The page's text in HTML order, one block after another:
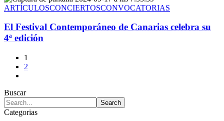
ARTÍCULOSCONCIERTOSCONVOCATORIAS
El Festival Contemporáneo de Canarias celebra su
4ª edición
1
2
Buscar
Categorias